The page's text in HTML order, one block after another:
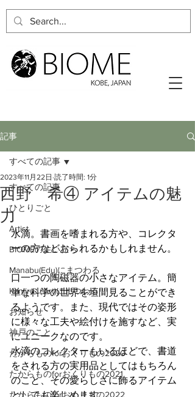
記事
すべての記事
ひとりごと
Artist
BIOMEの生い立ち
Manabu(Edu)にまつわる
Kanjiru（Art)にまつわる
お知らせ
神戸のこと
たからものforおくりもの2020
たからものforおくりもの2021
たからものforおくりもの2022
すべての記事
西野 希④ アイテムの魅
力
2023年11月22日 読了時間: 1分
水滴。書画を嗜まれる方や、コレクタ
ーの方などおられるかもしれません。
口一つの陶磁器の小さなアイテム。簡
単な科学の世界を垣間見ることができ
るようです。また、現代ではその姿形
に様々な工夫や絵付けを施すなど、実
にユニークなのです。
水滴のコレクターもいるほどで、書道
をされる方の実用品としてはもちろん
のこと、その愛らしさに飾るアイテム
としても楽しめます。